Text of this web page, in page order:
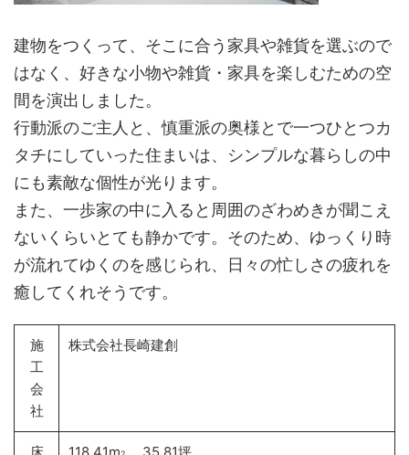
建物をつくって、そこに合う家具や雑貨を選ぶので
はなく、好きな小物や雑貨・家具を楽しむための空
間を演出しました。
行動派のご主人と、慎重派の奥様とで一つひとつカ
タチにしていった住まいは、シンプルな暮らしの中
にも素敵な個性が光ります。
また、一歩家の中に入ると周囲のざわめきが聞こえ
ないくらいとても静かです。そのため、ゆっくり時
が流れてゆくのを感じられ、日々の忙しさの疲れを
癒してくれそうです。
施
工
会
社
株式会社長崎建創